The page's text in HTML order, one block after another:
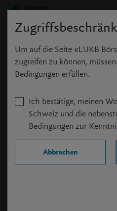
Benutzername*
Passwort*
Um auf die Seite «LUKB
zugreifen zu können,
Bedingungen erfüllen.
Ich bestätige, meinen
Schweiz und die
Bedingungen zur
Abbrechen